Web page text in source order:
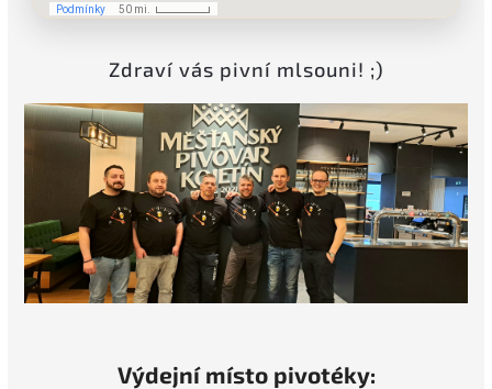
Zdraví vás pivní mlsouni! ;)
Výdejní místo pivotéky: